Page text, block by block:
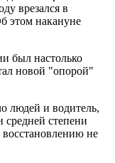
врезался в
этом накануне
был настолько
новой "опорой"
людей и водитель,
степени
не